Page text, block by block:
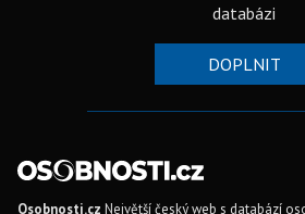
databázi
DOPLNIT
Osobnosti.cz Největší český web s databází